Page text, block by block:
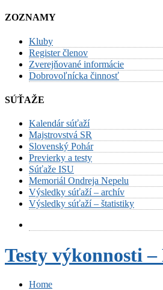
ZOZNAMY
Kluby
Register členov
Zverejňované informácie
Dobrovoľnícka činnosť
SÚŤAŽE
Kalendár súťaží
Majstrovstvá SR
Slovenský Pohár
Previerky a testy
Súťaže ISU
Memoriál Ondreja Nepelu
Výsledky súťaží – archív
Výsledky súťaží – štatistiky
Testy výkonnosti
Home